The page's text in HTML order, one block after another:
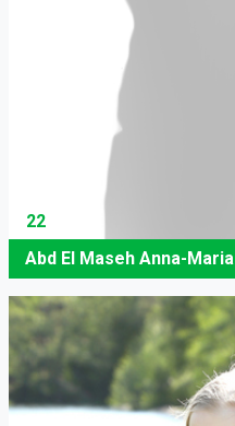
22
Abd El Maseh Anna-Maria